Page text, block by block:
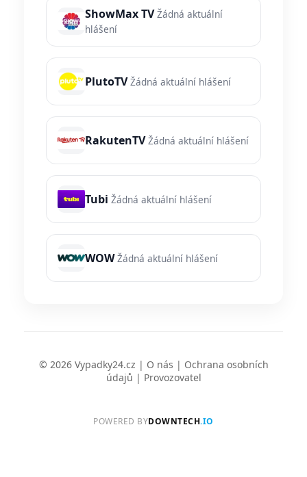
ShowMax TV Žádná aktuální
hlášení
PlutoTV Žádná aktuální hlášení
RakutenTV Žádná aktuální hlášení
Tubi Žádná aktuální hlášení
WOW Žádná aktuální hlášení
© 2026 Vypadky24.cz | O nás | Ochrana osobních
údajů | Provozovatel
POWERED BYDOWNTECH.IO